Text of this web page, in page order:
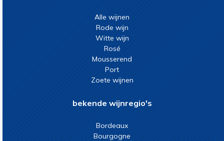
Alle wijnen
Rode wijn
Witte wijn
Rosé
Mousserend
Port
Zoete wijnen
bekende wijnregio's
Bordeaux
Bourgogne